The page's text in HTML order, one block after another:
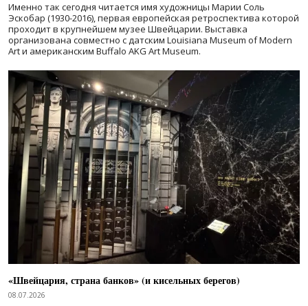
Именно так сегодня читается имя художницы Марии Соль
Эскобар (1930-2016), первая европейская ретроспектива которой
проходит в крупнейшем музее Швейцарии. Выставка
организована совместно с датским Louisiana Museum of Modern
Art и американским Buffalo AKG Art Museum.
«Швейцария, страна банков» (и кисельных берегов)
08.07.2026